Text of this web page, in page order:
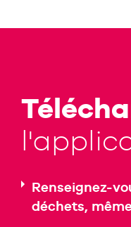
Renseignez-
déchets,